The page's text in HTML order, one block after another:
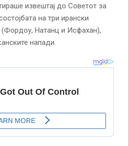
извештај до Советот за
на три ирански
(Фордоу, Натанц и Исфахан),
напади.